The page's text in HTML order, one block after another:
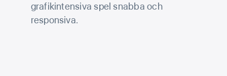
grafik­intensiva spel snabba och
responsiva.